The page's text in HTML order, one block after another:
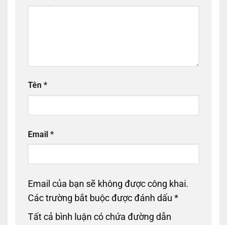
Tên *
Email *
Email của bạn sẽ không được công khai.
Các trường bắt buộc được đánh dấu *
Tất cả bình luận có chứa đường dẫn